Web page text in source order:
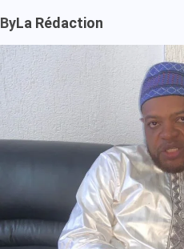
ByLa Rédaction